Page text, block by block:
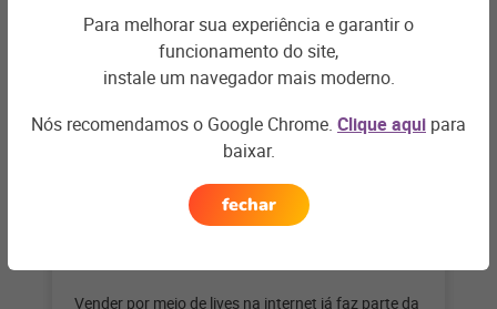
Por que o live commerce precisa
fazer parte da sua estratégia de
Vender por meio de lives na internet já faz parte da
Para melhorar sua experiência e garantir o
funcionamento do site,
instale um navegador mais moderno.
Nós recomendamos o Google Chrome. Clique aqui para
baixar.
fechar